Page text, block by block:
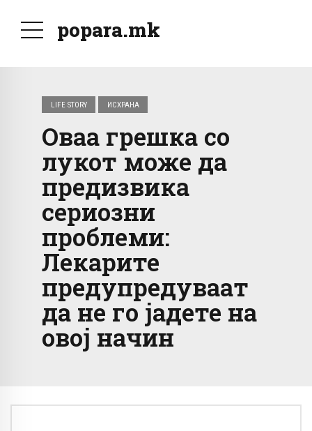
popara.mk
LIFE STORY ИСХРАНА
Оваа грешка со
лукот може да
предизвика
сериозни
проблеми:
Лекарите
предупредуваат
да не го јадете на
овој начин